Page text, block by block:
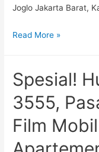
Joglo Jakarta Barat,
Kualitas
085-
211-
253-
555,
Read More »
Spesial!
3555,
Film